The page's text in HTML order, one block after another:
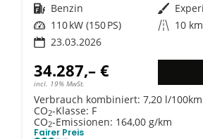
Kraftstoff Benzin Außenfarbe
Leistung 110 kW (150 PS) Kilometerstand 10 km
23.03.2026
34.287,– €
incl. 19% MwSt.
Verbrauch kombiniert: 7,20 l/100km
CO2-Klasse: F
CO2-Emissionen: 164,00 g/km
Fairer Preis